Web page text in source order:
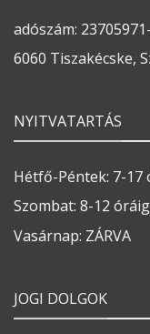
adószám:
6060 Tiszakécske,
NYITVATARTÁS
Hétfő-Péntek: 7-17
Szombat: 8-12 óráig
Vasárnap: ZÁRVA
JOGI DOLGOK